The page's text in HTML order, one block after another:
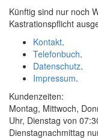
Künftig sind nur noch
Kastrationspflicht
Kontakt.
Telefonbuch.
Datenschutz.
Impressum.
Kundenzeiten:
Montag, Mittwoch,
Uhr, Dienstag von
Dienstagnachmittag